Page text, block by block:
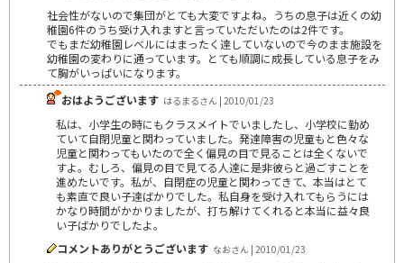
社会性がないので集団がとても大変ですよね。うちの息子は近くの幼
稚園6件のうち受け入れますと言っていただいたのは2件です。
でもまだ幼稚園レベルにはまったく達していないので今のまま施設を
幼稚園の変わりに通っています。とても順調に成長している息子をみ
て胸がいっぱいになります。
おはようございます はるまるさん | 2010/01/23
私は、小学生の時にもクラスメイトでいましたし、小学校に勤め
ていて自閉児童と関わっていました。発達障害の児童もと色々な
児童と関わってもいたので全く偏見の目で見ることは全くないで
すよ。むしろ、偏見の目で見てる人達に是非彼らと過ごすことを
進めたいです。私が、自閉症の児童と関わってきて、本当はとて
も素直で良い子達ばかりでした。私自身を受け入れてもらうには
かなり時間がかかりましたが、打ち解けてくれると本当に益々良
い子ばかりでしたよ。
コメントありがとうございます なおさん | 2010/01/23